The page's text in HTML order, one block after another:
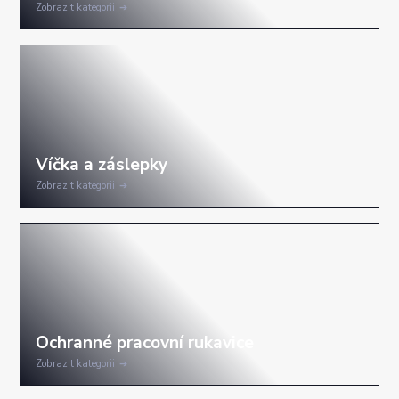
Zobrazit kategorii
Zobrazit kategorii
Zobrazit kategorii